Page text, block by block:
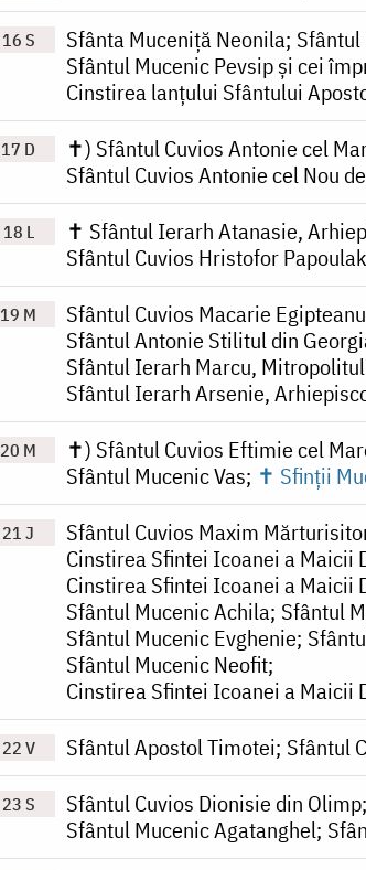
16 S Sfânta Muceniță Neonila
Sfântul Mucenic Pevsip și cei
Cinstirea lanțului Sfântului
17 D ✝) Sfântul Cuvios Antonie cel
Sfântul Cuvios Antonie cel Nou
18 L ✝ Sfântul Ierarh Atanasie,
Sfântul Cuvios Hristofor
19 M Sfântul Cuvios Macarie
Sfântul Antonie Stilitul din
Sfântul Ierarh Marcu,
Sfântul Ierarh Arsenie,
20 M ✝) Sfântul Cuvios Eftimie cel
Sfântul Mucenic Vas ✝ Sfinții
21 J
Sfântul Cuvios Maxim
Cinstirea Sfintei Icoanei a Maicii
Cinstirea Sfintei Icoanei a Maicii
Sfântul Mucenic Achila Sfântul
Sfântul Mucenic Evghenie
Sfântul Mucenic Neofit
Cinstirea Sfintei Icoanei a Maicii
22 V Sfântul Apostol Timotei Sfântul
23 S Sfântul Cuvios Dionisie din Olimp
Sfântul Mucenic Agatanghel